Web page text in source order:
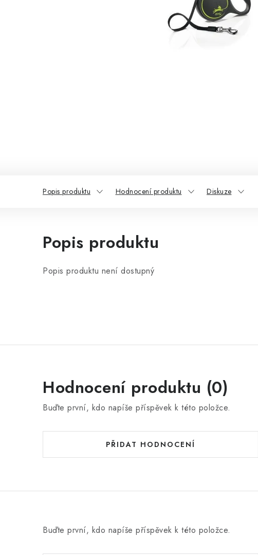
Popis produktu Hodnocení produktu Diskuze
Popis produktu
Popis produktu není dostupný
Hodnocení produktu (0)
Buďte první, kdo napíše příspěvek k této položce.
PŘIDAT HODNOCENÍ
Buďte první, kdo napíše příspěvek k této položce.